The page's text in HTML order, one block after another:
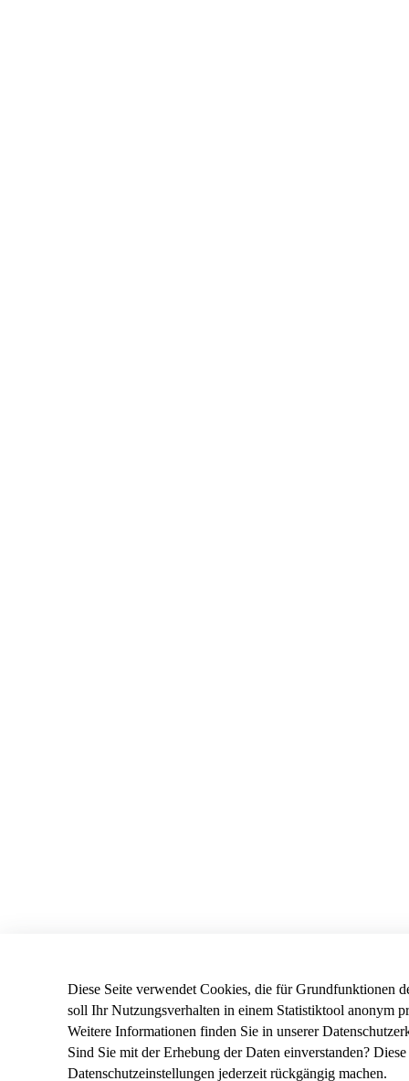
Diese Seite verwendet Cookies, die für Grundfunktionen
soll Ihr Nutzungsverhalten in einem Statistiktool anonym
Weitere Informationen finden Sie in unserer
Sind Sie mit der Erhebung der Daten einverstanden?
Datenschutzeinstellungen jederzeit rückgängig machen.